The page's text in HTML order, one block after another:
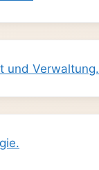
und Verwaltung.